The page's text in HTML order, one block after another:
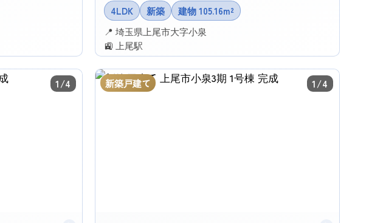
4LDK 新築
建物 105.16m²
📍 埼玉県上尾市大字小泉
🚉 上尾駅
✉ この物件に問い合わせる
1/4 新築戸建て 1/4